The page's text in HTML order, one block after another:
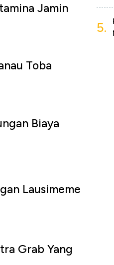
Jamin
Toba
Biaya
Lausimeme
Grab Yang
5.